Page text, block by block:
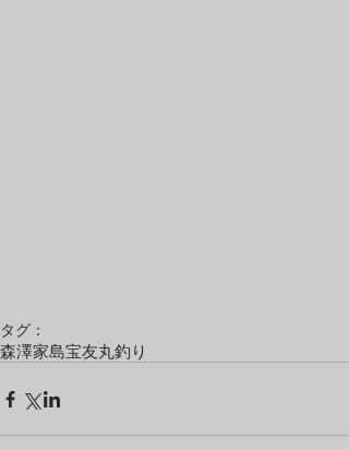
タグ：
森澤家島宝友丸釣り